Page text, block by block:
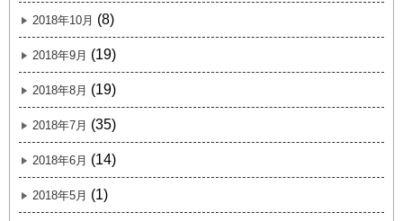
2018年10月 (8)
2018年9月 (19)
2018年8月 (19)
2018年7月 (35)
2018年6月 (14)
2018年5月 (1)